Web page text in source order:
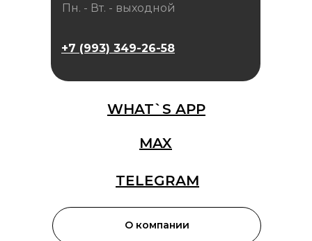
О компании
MAX
TELEGRAM
WHAT`S APP
Пн. - Вт. - выходной
+7 (993) 349-26-58